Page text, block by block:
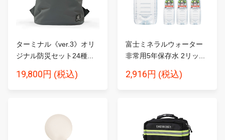
ターミナル《ver.3》オリ
ジナル防災セット24種...
19,800円 (税込)
富士ミネラルウォーター
非常用5年保存水 2リッ...
2,916円 (税込)